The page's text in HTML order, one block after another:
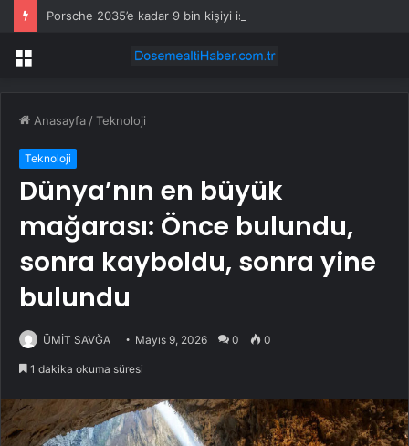
Porsche 2035’e kadar 9 bin kişiyi işten çıkaracak
Menü
Anasayfa /Teknoloji
Teknoloji
Dünya’nın en büyük
mağarası: Önce bulundu,
sonra kayboldu, sonra yine
bulundu
ÜMİT SAVĞA Mayıs 9, 2026 0 0
1 dakika okuma süresi